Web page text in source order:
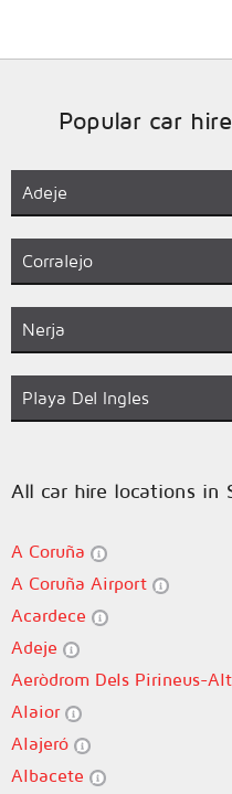
Popular car
Adeje
Corralejo
Nerja
Playa Del Ingles
All car hire locations in
A Coruña
A Coruña Airport
Acardece
Adeje
Aeròdrom Dels Pirineus-
Alaior
Alajeró
Albacete